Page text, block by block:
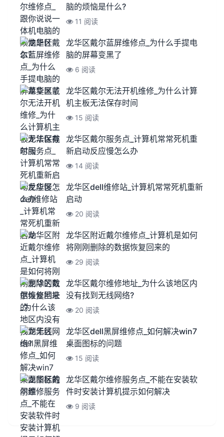
脑的烦恼是什么?
11 阅读
龙华区戴尔蓝屏维修点_为什么手提电
脑的屏幕变黑了
6 阅读
龙华区戴尔无法开机维修_为什么计算
机主板无法保存时间
15 阅读
龙华区戴尔服务点_计算机常常死机重
新启动反应慢怎么办
14 阅读
龙华区dell维修站_计算机常常死机重新
启动
20 阅读
龙华区附近戴尔维修点_计算机是如何
将刚刚删除的数据恢复回来的
29 阅读
龙华区戴尔维修地址_为什么该地区内
没有找到无线网络?
20 阅读
龙华区dell黑屏维修点_如何解决win7
桌面图标的问题
15 阅读
龙华区戴尔维修服务点_不能在安装软
件时安装计算机提示如何解决
9 阅读